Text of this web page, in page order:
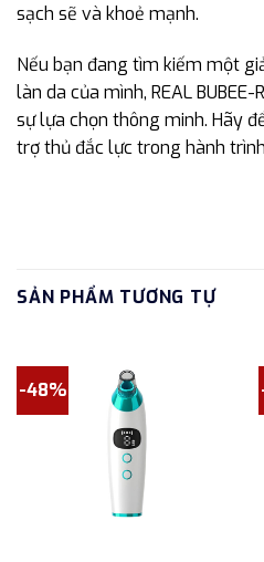
sạch sẽ và khoẻ mạnh.
Nếu bạn đang tìm kiếm một
làn da của mình, REAL
sự lựa chọn thông minh. Hãy
trợ thủ đắc lực trong hành
SẢN PHẨM TƯƠNG TỰ
-48%